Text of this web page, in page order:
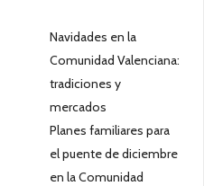
Navidades en la
Comunidad Valenciana:
tradiciones y
mercados
Planes familiares para
el puente de diciembre
en la Comunidad